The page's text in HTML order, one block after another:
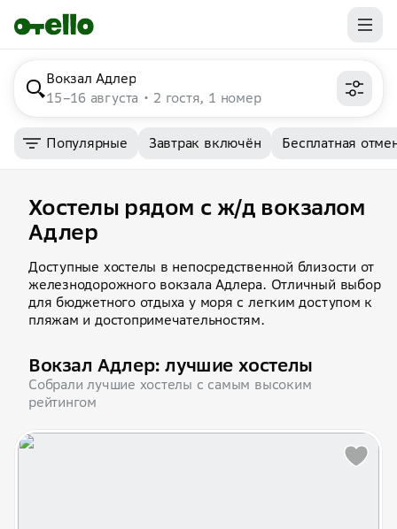
Вокзал Адлер
15–16 августа
2 гостя, 1 номер
Популярные Завтрак включён Бесплатная
Хостелы рядом с ж/д вокзалом
Адлер
Доступные хостелы в непосредственной близости от
железнодорожного вокзала Адлера. Отличный выбор
для бюджетного отдыха у моря с легким доступом к
пляжам и достопримечательностям.
Вокзал Адлер: лучшие хостелы
Собрали лучшие хостелы с самым высоким
рейтингом